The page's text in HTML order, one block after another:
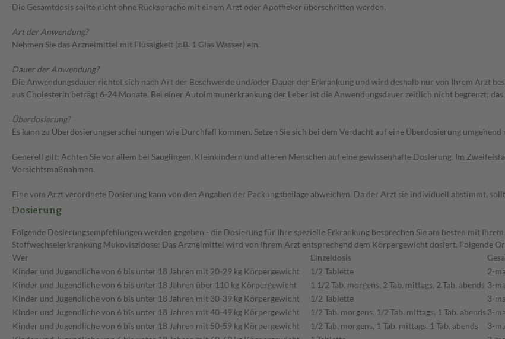
Die Gesamtdosis sollte nicht ohne Rücksprache mit einem Arzt oder Apotheker überschritten werden.
Art der Anwendung?
Nehmen Sie das Arzneimittel mit Flüssigkeit (z.B. 1 Glas Wasser) ein.
Dauer der Anwendung?
Die Anwendungsdauer richtet sich nach Art der Beschwerde und/oder Dauer der Erkrankung und wird deshalb nur von Ihrem Arzt
aus Cholesterin beträgt 6-24 Monate. Bei einer Autoimmunerkrankung der Leber ist die Anwendungsdauer zeitlich nicht begrenzt;
Überdosierung?
Es kann zu Überdosierungserscheinungen wie Durchfall kommen. Setzen Sie sich bei dem Verdacht auf eine Überdosierung
Generell gilt: Achten Sie vor allem bei Säuglingen, Kleinkindern und älteren Menschen auf eine gewissenhafte Dosierung. Im
Vorsichtsmaßnahmen.
Eine vom Arzt verordnete Dosierung kann von den Angaben der Packungsbeilage abweichen. Da der Arzt sie individuell abstimmt,
Dosierung
Folgende Dosierungsempfehlungen werden gegeben - die Dosierung für Ihre spezielle Erkrankung besprechen Sie am besten mit
Stoffwechselerkrankung Mukoviszidose: Das Arzneimittel wird von Ihrem Arzt entsprechend dem Körpergewicht dosiert. Folgende
Wer
Einzeldosis
Kinder und Jugendliche von 6 bis unter 18 Jahren mit 20-29 kg Körpergewicht
1/2 Tablette 2-
Kinder und Jugendliche von 6 bis unter 18 Jahren über 110 kg Körpergewicht
1 1/2 Tab. morgens, 2 Tab. mittags, 2 Tab. abends 3-
Kinder und Jugendliche von 6 bis unter 18 Jahren mit 30-39 kg Körpergewicht
1/2 Tablette 3-
Kinder und Jugendliche von 6 bis unter 18 Jahren mit 40-49 kg Körpergewicht
1/2 Tab. morgens, 1/2 Tab. mittags, 1 Tab. abends 3-
Kinder und Jugendliche von 6 bis unter 18 Jahren mit 50-59 kg Körpergewicht
1/2 Tab. morgens, 1 Tab. mittags, 1 Tab. abends 3-